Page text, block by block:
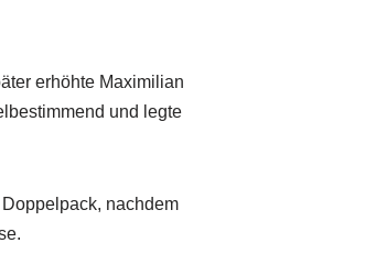
erhöhte Maximilian
und legte
nachdem